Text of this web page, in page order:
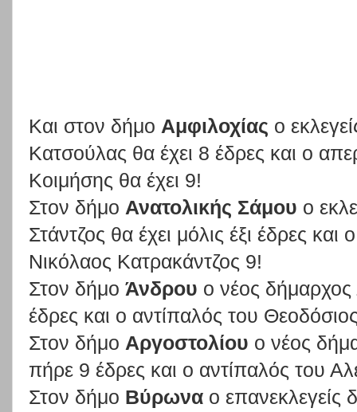
Και στον δήμο Αμφιλοχίας ο
Κατσούλας θα έχει 8 έδρες και ο
Κοιμήσης θα έχει 9!
Στον δήμο Ανατολικής Σάμου ο
Στάντζος θα έχει μόλις έξι έδρες
Νικόλαος Κατρακάντζος 9!
Στον δήμο Άνδρου ο νέος
έδρες και ο αντίπαλός του
Στον δήμο Αργοστολίου ο νέος
πήρε 9 έδρες και ο αντίπαλός του
Στον δήμο Βύρωνα ο επανεκλεγείς